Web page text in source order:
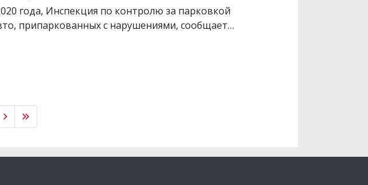
года, Инспекция по контролю за парковкой
припаркованных с нарушениями, сообщает…